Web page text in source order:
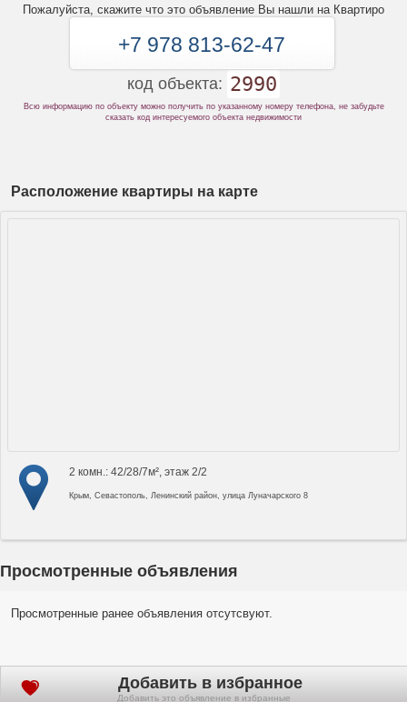
Пожалуйста, скажите что это объявление Вы нашли на Квартиро
+7 978 813-62-47
код объекта: 2990
Всю информацию по объекту можно получить по указанному номеру телефона, не забудьте
сказать код интересуемого объекта недвижимости
Расположение квартиры на карте
2 комн.: 42/28/7м², этаж 2/2
Крым, Севастополь, Ленинский район, улица Луначарского 8
Просмотренные объявления
Просмотренные ранее объявления отсутсвуют.
Добавить в избранное
Добавить это объявление в избранные